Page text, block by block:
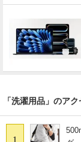
「洗濯用品」のア
1